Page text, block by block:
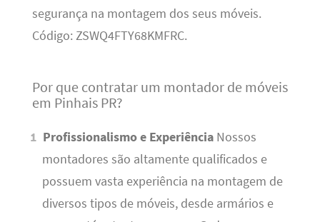
segurança na montagem dos seus móveis.
Código: ZSWQ4FTY68KMFRC.
Por que contratar um montador de móveis
em Pinhais PR?
Profissionalismo e Experiência Nossos
montadores são altamente qualificados e
possuem vasta experiência na montagem de
diversos tipos de móveis, desde armários e